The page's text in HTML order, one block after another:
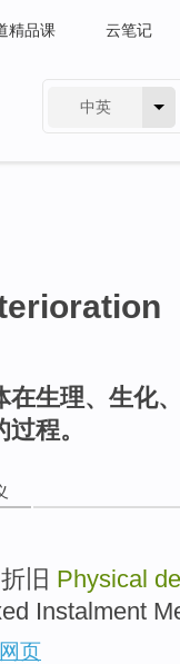
精品课 云笔记
中英
在生理、生化
程。
旧 Physical
Instalment
页